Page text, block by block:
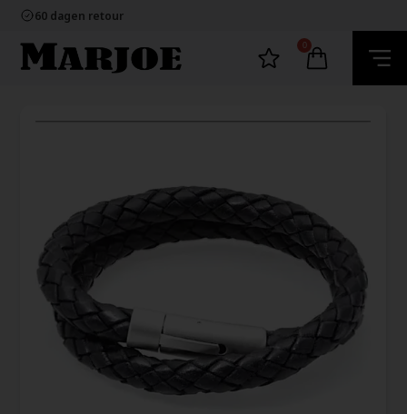
60 dagen retour
Ecommerce Europe
100% nikkelvrij sieraden
60 dagen retour
0